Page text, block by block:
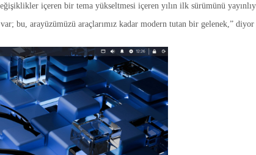
içeren bir tema yükseltmesi içeren yılın ilk sürümünü
bu, arayüzümüzü araçlarımız kadar modern tutan bir gelenek,” diyor